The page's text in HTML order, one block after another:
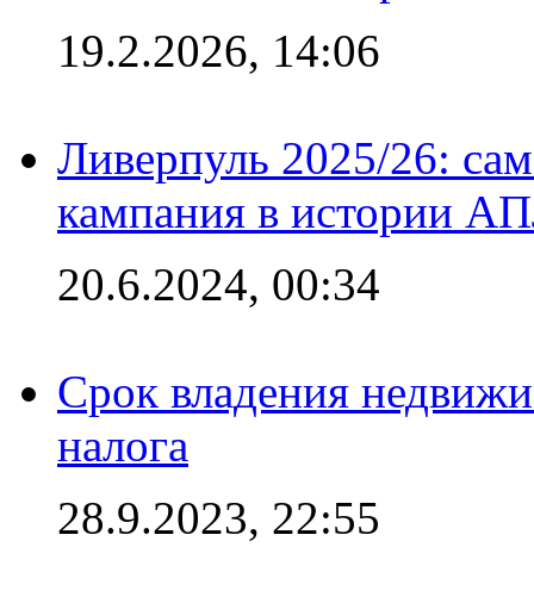
19.2.2026, 14:06
Ливерпуль 2025/26:
кампания в истории
20.6.2024, 00:34
Срок владения
налога
28.9.2023, 22:55